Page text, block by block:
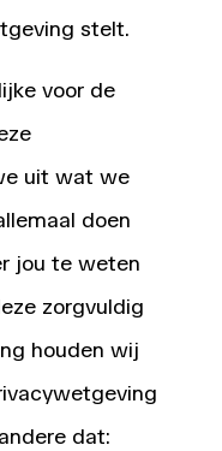
stelt.
voor de
uit wat we
doen
jou te weten
zorgvuldig
houden wij
dat: